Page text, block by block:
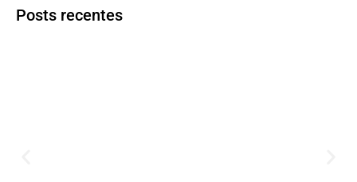
Posts recentes